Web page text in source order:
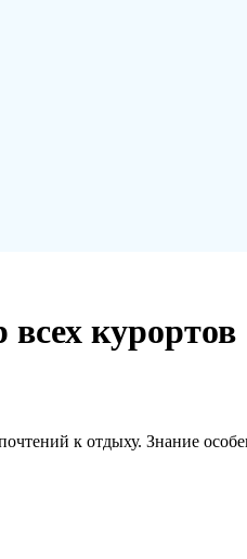
курортов
к отдыху. Знание